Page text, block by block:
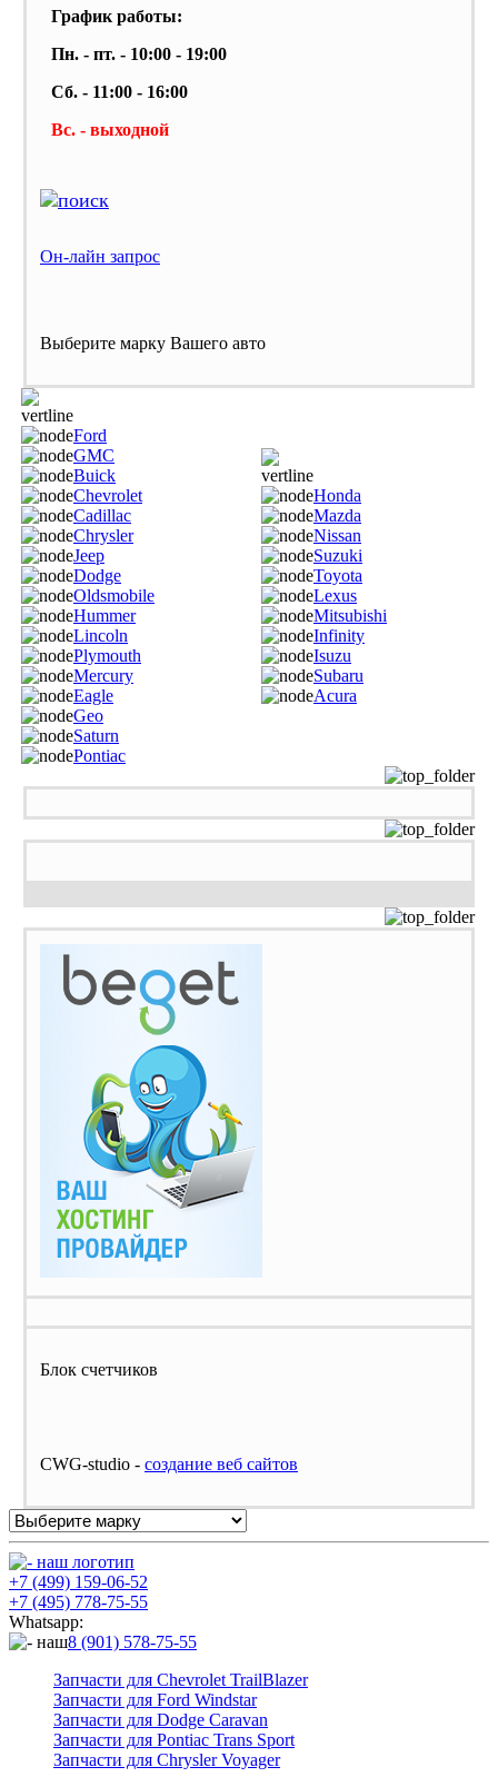
График работы:
Пн. - пт. - 10:00 - 19:00
Сб. - 11:00 - 16:00
Вс. - выходной
Он-лайн запрос
Выберите марку Вашего авто
Ford
GMC
Buick
Chevrolet
Cadillac
Chrysler
Jeep
Dodge
Oldsmobile
Hummer
Lincoln
Plymouth
Mercury
Eagle
Geo
Saturn
Pontiac
Honda
Mazda
Nissan
Suzuki
Toyota
Lexus
Mitsubishi
Infinity
Isuzu
Subaru
Acura
Блок счетчиков
CWG-studio - cоздание веб сайтов
+7 (499) 159-06-52
+7 (495) 778-75-55
Whatsapp:
8 (901) 578-75-55
Запчасти для Chevrolet TrailBlazer
Запчасти для Ford Windstar
Запчасти для Dodge Caravan
Запчасти для Pontiac Trans Sport
Запчасти для Chrysler Voyager